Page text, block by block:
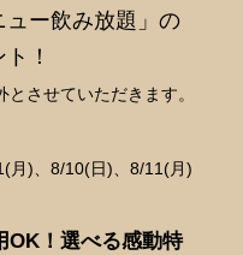
ー飲み放題」の
！
させていただきます。
月)、8/10(日)、8/11(月)
OK！選べる感動特